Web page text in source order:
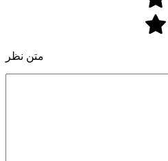
متن نظر